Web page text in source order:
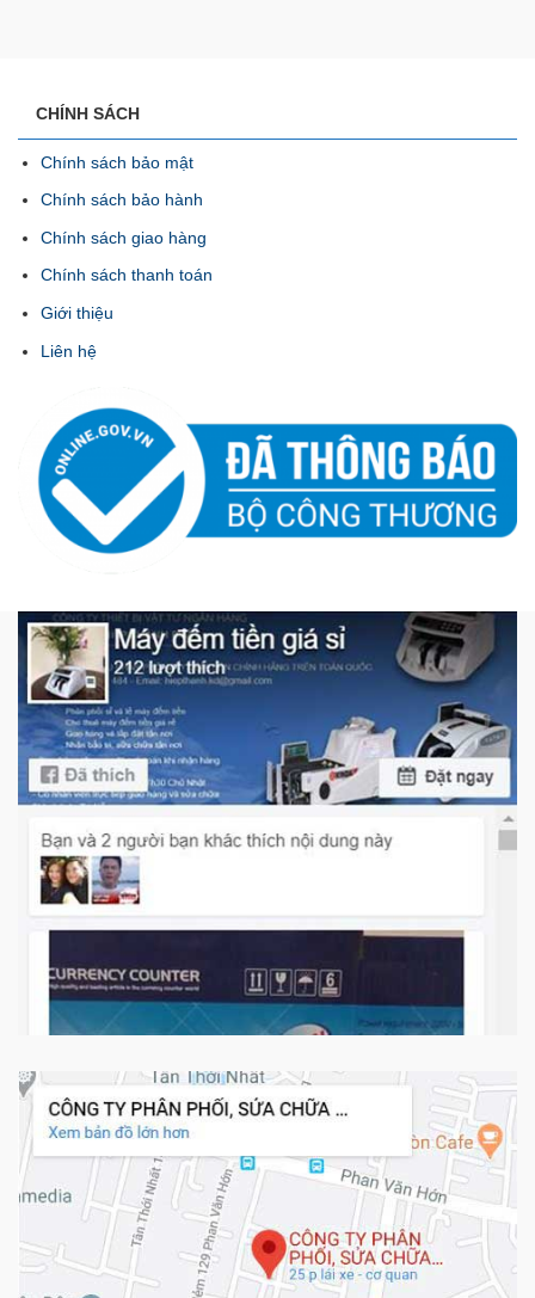
CHÍNH SÁCH
Chính sách bảo mật
Chính sách bảo hành
Chính sách giao hàng
Chính sách thanh toán
Giới thiệu
Liên hệ